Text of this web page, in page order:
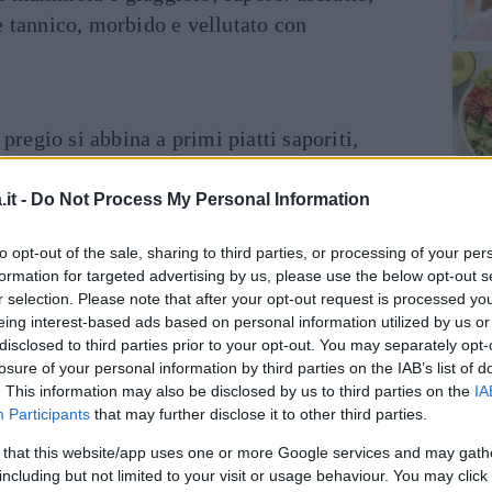
- Do Not Process My Personal Information
opt-out of the sale, sharing to third parties, or processing of your
for targeted advertising by us, please use the below opt-out
selection. Please note that after your opt-out request is processed
interest-based ads based on personal information utilized by us
to third parties prior to your opt-out. You may separately
of your personal information by third parties on the IAB’s list of
This information may also be disclosed by us to third parties on the
Participants that may further disclose it to other third parties.
that this website/app uses one or more Google services and may
but not limited to your visit or usage behaviour. You may
tannico, morbido e vellutato con
si abbina a primi piatti saporiti,
misti, polpettone alla fiorentina,
farcita. Ma andiamo nello specifico ai
alle varie tipologie del Chianti.
alcolico si gusta quando è giovane e
In particolare, parliamo del Chianti
Montalbano: il Chianti Colli Aretini si
pesce in umido, carni alla brace, reale di
Pisane, tradizionalmente leggero, si gusta
arrosto; il Chianti Montalbano, giovane o
ottimo con pollo in umido e carni alla